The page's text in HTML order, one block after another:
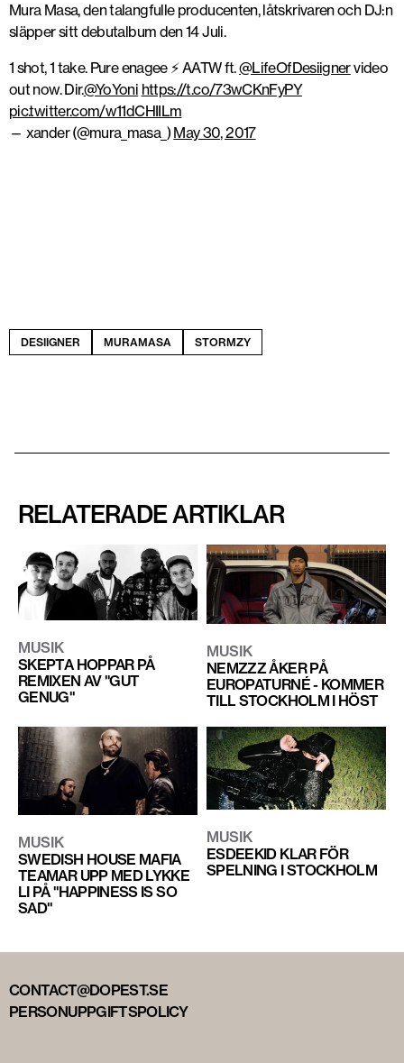
Mura Masa, den talangfulle producenten, låtskrivaren och DJ:n
släpper sitt debutalbum den 14 Juli.
1 shot, 1 take. Pure enagee ⚡ AATW ft.@LifeOfDesiignervideo
out now. Dir.@YoYoni https://t.co/73wCKnFyPY
pic.twitter.com/w11dCHIILm
— xander (@mura_masa_)May 30, 2017
DESIIGNER MURAMASA STORMZY
RELATERADE ARTIKLAR
MUSIK
SKEPTA HOPPAR PÅ
REMIXEN AV "GUT
GENUG"
MUSIK
NEMZZZ ÅKER PÅ
EUROPATURNÉ - KOMMER
TILL STOCKHOLM I HÖST
MUSIK
SWEDISH HOUSE MAFIA
TEAMAR UPP MED LYKKE
LI PÅ "HAPPINESS IS SO
SAD"
MUSIK
ESDEEKID KLAR FÖR
SPELNING I STOCKHOLM
CONTACT@DOPEST.SE
PERSONUPPGIFTSPOLICY